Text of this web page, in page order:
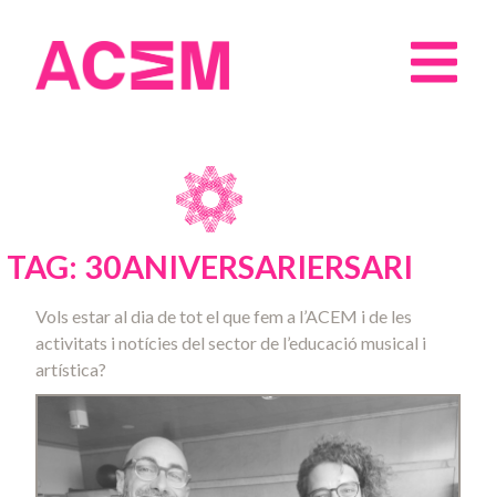
TAG: 30ANIVERSARIERSARI
Vols estar al dia de tot el que fem a l’ACEM i de les
activitats i notícies del sector de l’educació musical i
artística?